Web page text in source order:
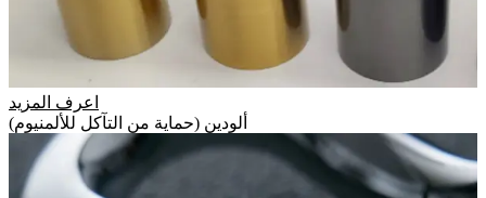
اعرف المزيد
ألودين (حماية من التآكل للألمنيوم)